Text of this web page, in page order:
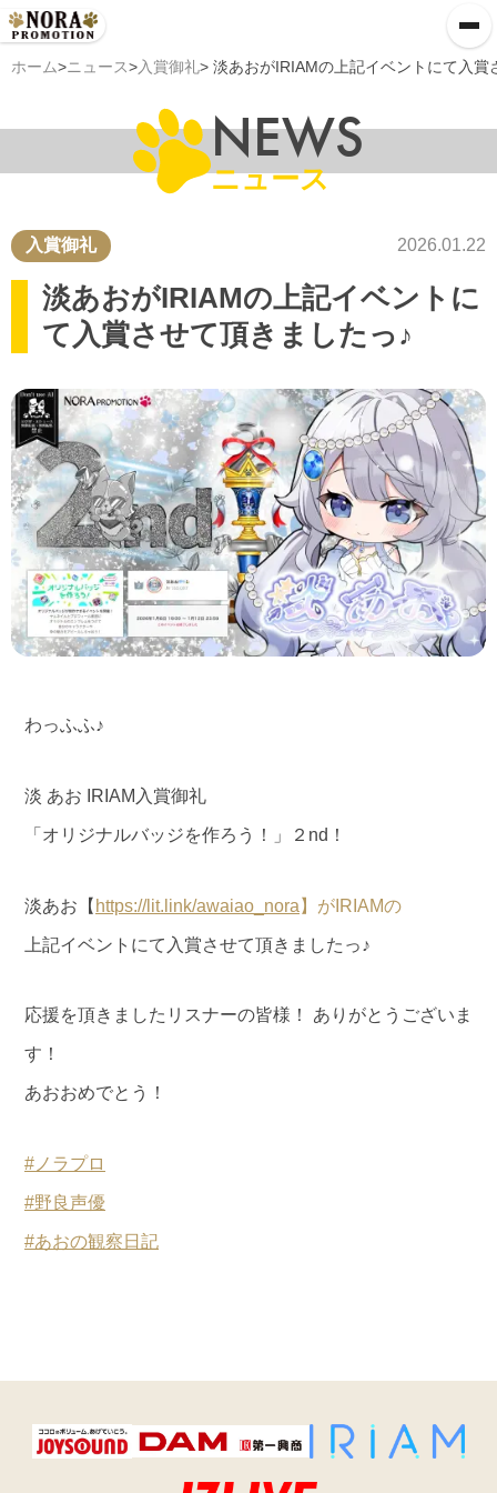
ホーム>ニュース>入賞御礼> 淡あおがIRIAMの上記イベントにて入賞
NEWS
ニュース
入賞御礼 2026.01.22
淡あおがIRIAMの上記イベントに
て入賞させて頂きましたっ♪
わっふふ♪
淡 あお IRIAM入賞御礼
「オリジナルバッジを作ろう！」２nd！
淡あお【 https://lit.link/awaiao_nora 】がIRIAMの
上記イベントにて入賞させて頂きましたっ♪
応援を頂きましたリスナーの皆様！ ありがとうございま
す！
あおおめでとう！
#ノラプロ
#野良声優
#あおの観察日記